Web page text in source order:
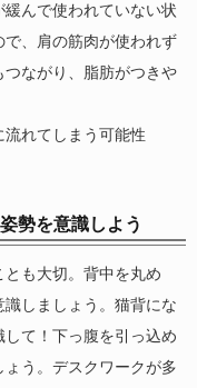
んで使われていない状
、肩の筋肉が使われず
ながり、脂肪がつきや
れてしまう可能性
勢を意識しよう
も大切。背中を丸め
しましょう。猫背にな
て！下っ腹を引っ込め
う。デスクワークが多